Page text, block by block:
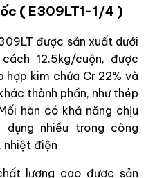
( E309LT1-1/4 )
được sản xuất dưới
12.5kg/cuộn, được
kim chứa Cr 22% và
thành phần, như thép
hàn có khả năng chịu
nhiều trong công
nhiệt điện
lượng cao được sản